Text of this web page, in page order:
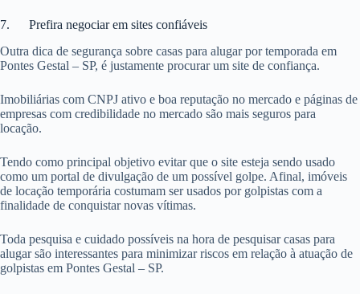
7. Prefira negociar em sites confiáveis
Outra dica de segurança sobre casas para alugar por temporada em
Pontes Gestal – SP, é justamente procurar um site de confiança.
Imobiliárias com CNPJ ativo e boa reputação no mercado e páginas de
empresas com credibilidade no mercado são mais seguros para
locação.
Tendo como principal objetivo evitar que o site esteja sendo usado
como um portal de divulgação de um possível golpe. Afinal, imóveis
de locação temporária costumam ser usados por golpistas com a
finalidade de conquistar novas vítimas.
Toda pesquisa e cuidado possíveis na hora de pesquisar casas para
alugar são interessantes para minimizar riscos em relação à atuação de
golpistas em Pontes Gestal – SP.